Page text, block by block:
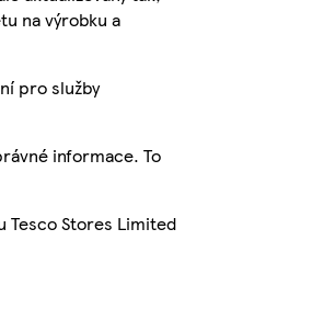
na výrobku a
pro služby
informace. To
Tesco Stores Limited